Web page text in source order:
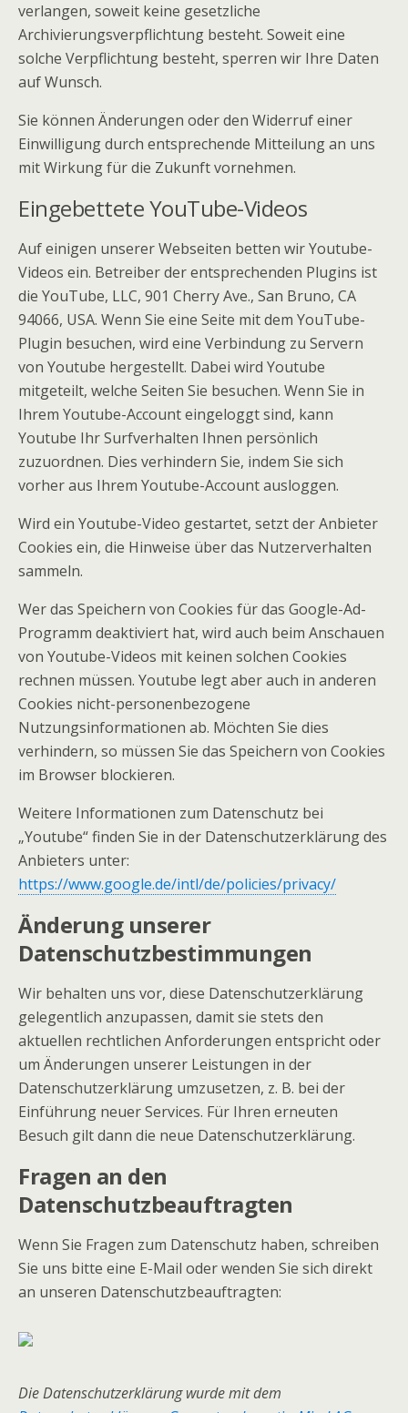
verlangen, soweit keine gesetzliche
Archivierungsverpflichtung besteht. Soweit eine
solche Verpflichtung besteht, sperren wir Ihre Daten
auf Wunsch.
Sie können Änderungen oder den Widerruf einer
Einwilligung durch entsprechende Mitteilung an uns
mit Wirkung für die Zukunft vornehmen.
Eingebettete YouTube-Videos
Auf einigen unserer Webseiten betten wir Youtube-
Videos ein. Betreiber der entsprechenden Plugins ist
die YouTube, LLC, 901 Cherry Ave., San Bruno, CA
94066, USA. Wenn Sie eine Seite mit dem YouTube-
Plugin besuchen, wird eine Verbindung zu Servern
von Youtube hergestellt. Dabei wird Youtube
mitgeteilt, welche Seiten Sie besuchen. Wenn Sie in
Ihrem Youtube-Account eingeloggt sind, kann
Youtube Ihr Surfverhalten Ihnen persönlich
zuzuordnen. Dies verhindern Sie, indem Sie sich
vorher aus Ihrem Youtube-Account ausloggen.
Wird ein Youtube-Video gestartet, setzt der Anbieter
Cookies ein, die Hinweise über das Nutzerverhalten
sammeln.
Wer das Speichern von Cookies für das Google-Ad-
Programm deaktiviert hat, wird auch beim Anschauen
von Youtube-Videos mit keinen solchen Cookies
rechnen müssen. Youtube legt aber auch in anderen
Cookies nicht-personenbezogene
Nutzungsinformationen ab. Möchten Sie dies
verhindern, so müssen Sie das Speichern von Cookies
im Browser blockieren.
Weitere Informationen zum Datenschutz bei
„Youtube“ finden Sie in der Datenschutzerklärung des
Anbieters unter:
https://www.google.de/intl/de/policies/privacy/
Änderung unserer
Datenschutzbestimmungen
Wir behalten uns vor, diese Datenschutzerklärung
gelegentlich anzupassen, damit sie stets den
aktuellen rechtlichen Anforderungen entspricht oder
um Änderungen unserer Leistungen in der
Datenschutzerklärung umzusetzen, z. B. bei der
Einführung neuer Services. Für Ihren erneuten
Besuch gilt dann die neue Datenschutzerklärung.
Fragen an den
Datenschutzbeauftragten
Wenn Sie Fragen zum Datenschutz haben, schreiben
Sie uns bitte eine E-Mail oder wenden Sie sich direkt
an unseren Datenschutzbeauftragten:
Die Datenschutzerklärung wurde mit dem